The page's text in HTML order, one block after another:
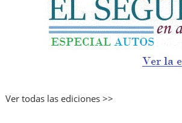
Ver todas las ediciones >>